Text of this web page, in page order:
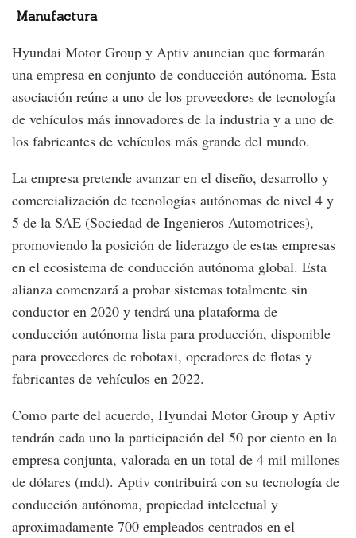
Manufactura
Hyundai Motor Group y Aptiv anuncian que formarán
una empresa en conjunto de conducción autónoma. Esta
asociación reúne a uno de los proveedores de tecnología
de vehículos más innovadores de la industria y a uno de
los fabricantes de vehículos más grande del mundo.
La empresa pretende avanzar en el diseño, desarrollo y
comercialización de tecnologías autónomas de nivel 4 y
5 de la SAE (Sociedad de Ingenieros Automotrices),
promoviendo la posición de liderazgo de estas empresas
en el ecosistema de conducción autónoma global. Esta
alianza comenzará a probar sistemas totalmente sin
conductor en 2020 y tendrá una plataforma de
conducción autónoma lista para producción, disponible
para proveedores de robotaxi, operadores de flotas y
fabricantes de vehículos en 2022.
Como parte del acuerdo, Hyundai Motor Group y Aptiv
tendrán cada uno la participación del 50 por ciento en la
empresa conjunta, valorada en un total de 4 mil millones
de dólares (mdd). Aptiv contribuirá con su tecnología de
conducción autónoma, propiedad intelectual y
aproximadamente 700 empleados centrados en el